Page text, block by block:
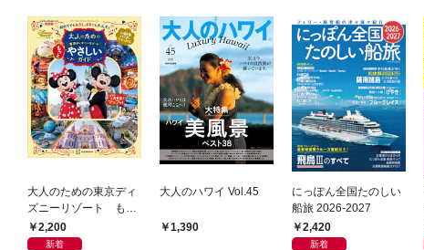
大人のための東京ディ
ズニーリゾート もっ
とやさしいガイド
2,200
新着
大人のハワイ Vol.45
1,390
にっぽん全国たのしい
船旅 2026-2027
2,420
新着